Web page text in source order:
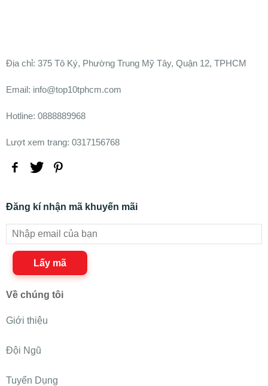
Ðịa chỉ: 375 Tô Ký, Phường Trung Mỹ Tây, Quận 12, TPHCM
Email: info@top10tphcm.com
Hotline: 0888889968
Lượt xem trang: 0317156768
Đăng kí nhận mã khuyến mãi
Lấy mã
Về chúng tôi
Giới thiệu
Đội Ngũ
Tuyển Dụng